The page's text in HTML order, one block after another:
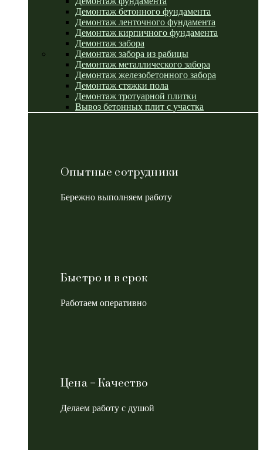
Демонтаж бетонного фундамента
Демонтаж ленточного фундамента
Демонтаж кирпичного фундамента
Демонтаж забора
Демонтаж забора из рабицы
Демонтаж металлического забора
Демонтаж железобетонного забора
Демонтаж стяжки пола
Демонтаж тротуарной плитки
Вывоз бетонных плит с участка
Опытные сотрудники
Бережно выполняем работу
Быстро и в срок
Работаем оперативно
Цена = Качество
Делаем работу с душой